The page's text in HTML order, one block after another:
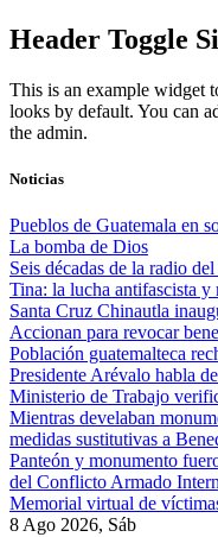
Skip
to
Header Toggle
This is an example widget
looks by default. You can
the admin.
Noticias
Pueblos de Guatemala en
La bomba de Dios
Seis décadas de la radio
Tina: la lucha antifascista y
Santa Cruz Chinautla
Accionan para revocar
Población guatemalteca
Presidente Arévalo habla
Ministerio de Trabajo
Mientras develaban
medidas sustitutivas a
Panteón y monumento
del Conflicto Armado
Memorial virtual de
8 Ago 2026, Sáb